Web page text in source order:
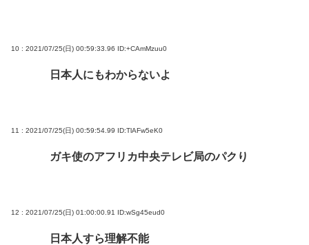
10 : 2021/07/25(日) 00:59:33.96 ID:+CAmMzuu0
日本人にもわからないよ
11 : 2021/07/25(日) 00:59:54.99 ID:TlAFw5eK0
ガキ使のアフリカ中央テレビ局のパクり
12 : 2021/07/25(日) 01:00:00.91 ID:wSg45eud0
日本人すら理解不能